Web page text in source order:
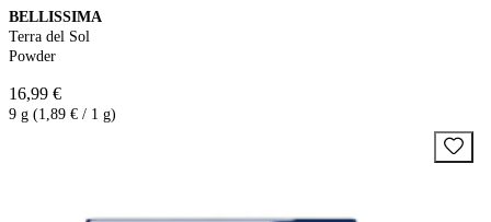
BELLISSIMA
Terra del Sol
Powder
16,99 €
9 g (1,89 € / 1 g)